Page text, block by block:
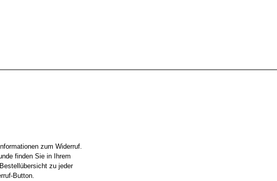
zum Widerruf.
finden Sie in Ihrem
zu jeder
Button.